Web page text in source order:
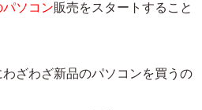
ソコン販売をスタートすること
ざわざ新品のパソコンを買うの